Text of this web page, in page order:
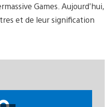
Games. Aujourd’hui,
et de leur signification